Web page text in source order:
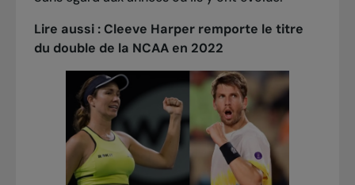
Lire aussi : Cleeve Harper remporte le titre
du double de la NCAA en 2022